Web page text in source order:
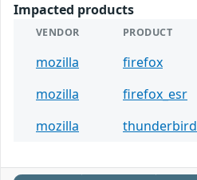
Impacted products
VENDOR PRODUCT
mozilla firefox
mozilla
firefox_esr
mozilla
thunderbird